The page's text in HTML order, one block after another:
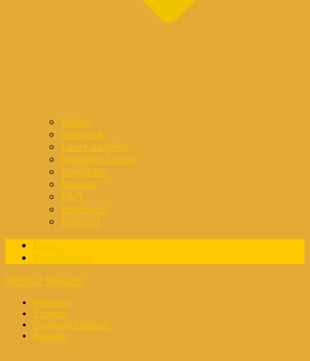
Partner
Netzwerk
Unser Angebot
Highlight Archiv
Newsletter
Kontakt
FAQ
Impressum
DSGVO
Webinar Magazin
Webinare
Experten
Corporate Channels
Kalender